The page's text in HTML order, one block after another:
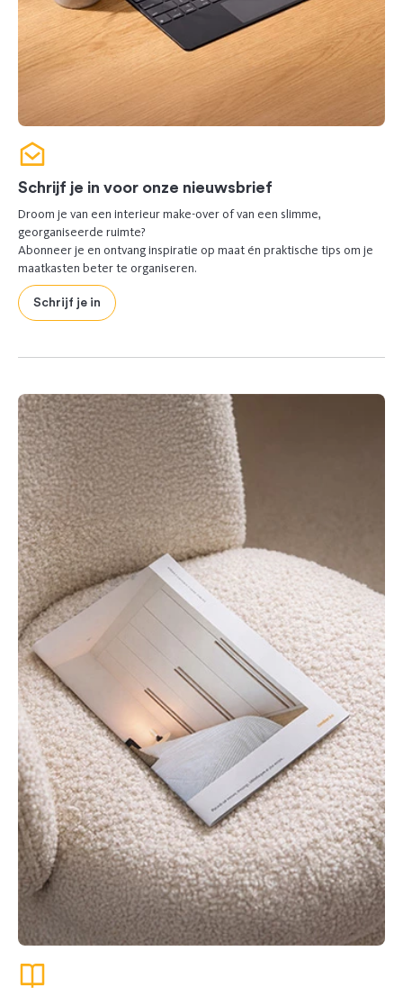
Schrijf je in voor onze nieuwsbrief
Droom je van een interieur make-over of van een slimme,
georganiseerde ruimte?
Abonneer je en ontvang inspiratie op maat én praktische tips om je
maatkasten beter te organiseren.
Schrijf je in